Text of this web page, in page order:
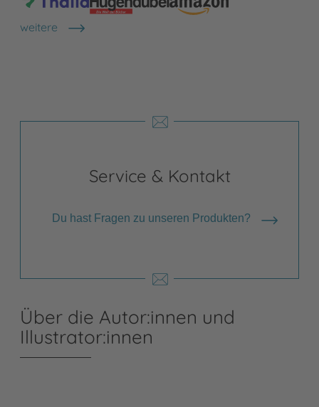
weitere
Shops anzeigen
Service & Kontakt
Du hast Fragen zu unseren Produkten?
Über die Autor:innen und
Illustrator:innen